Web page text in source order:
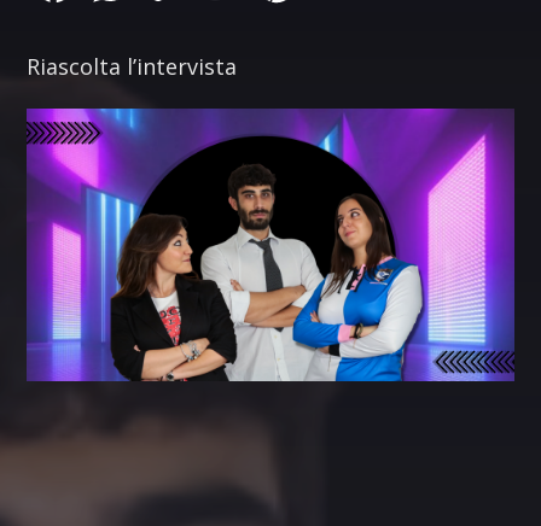
Riascolta l’intervista